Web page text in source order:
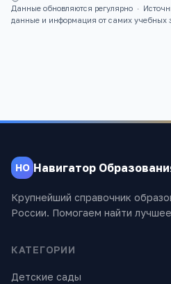
Данные обновляются регулярно ·
данные и информация от самих учебных
НО Навигатор
Крупнейший справочник
России. Помогаем найти
КАТЕГОРИИ
Детские сады